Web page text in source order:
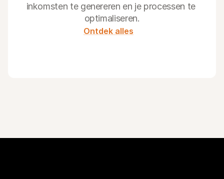
inkomsten te genereren en je processen te
optimaliseren.
Ontdek alles